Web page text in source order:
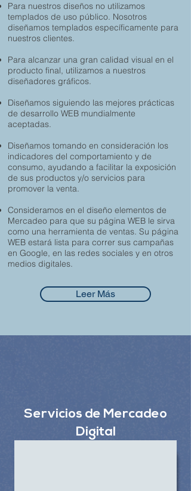
Servicios de Mercadeo
Digital
Para nuestros diseños no utilizamos
templados de uso público. Nosotros
diseñamos templados específicamente para
nuestros clientes.
Para alcanzar una gran calidad visual en el
producto final, utilizamos a nuestros
diseñadores gráficos.
Diseñamos siguiendo las mejores prácticas
de desarrollo WEB mundialmente
aceptadas.
Diseñamos tomando en consideración los
indicadores del comportamiento y de
consumo, ayudando a facilitar la exposición
de sus productos y/o servicios para
promover la venta.
Consideramos en el diseño elementos de
Mercadeo para que su página WEB le sirva
como una herramienta de ventas. Su página
WEB estará lista para correr sus campañas
en Google, en las redes sociales y en otros
medios digitales.
Leer Más